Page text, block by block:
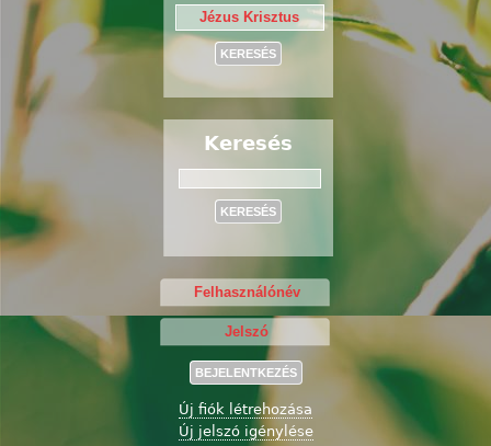
Keresés
Új fiók létrehozása
Új jelszó igénylése